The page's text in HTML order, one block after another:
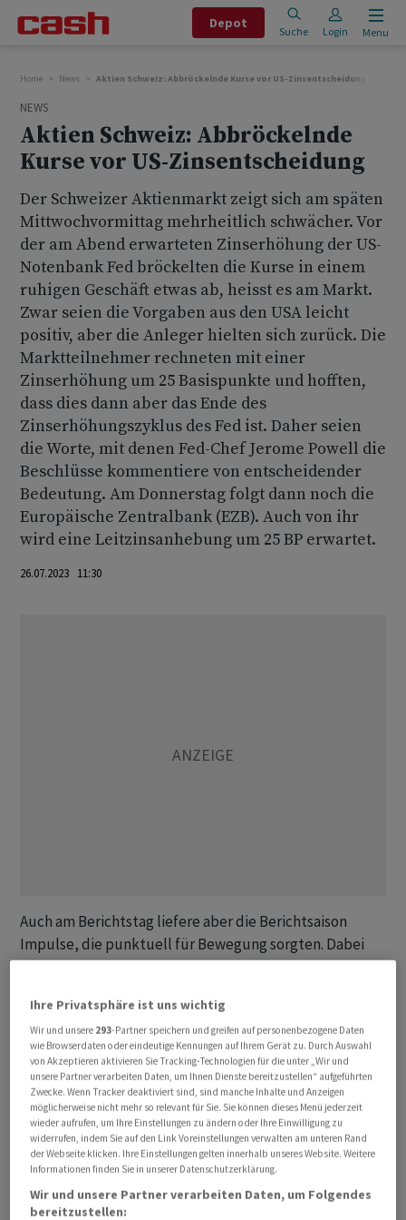
Depot
Suche Login Menu
Home News Aktien Schweiz: Abbröckelnde Kurse vor US-Zinsentscheidung
NEWS
Aktien Schweiz: Abbröckelnde
Kurse vor US-Zinsentscheidung
Der Schweizer Aktienmarkt zeigt sich am späten
Mittwochvormittag mehrheitlich schwächer. Vor
der am Abend erwarteten Zinserhöhung der US-
Notenbank Fed bröckelten die Kurse in einem
ruhigen Geschäft etwas ab, heisst es am Markt.
Zwar seien die Vorgaben aus den USA leicht
positiv, aber die Anleger hielten sich zurück. Die
Marktteilnehmer rechneten mit einer
Zinserhöhung um 25 Basispunkte und hofften,
dass dies dann aber das Ende des
Zinserhöhungszyklus des Fed ist. Daher seien
die Worte, mit denen Fed-Chef Jerome Powell die
Beschlüsse kommentiere von entscheidender
Bedeutung. Am Donnerstag folgt dann noch die
Europäische Zentralbank (EZB). Auch von ihr
wird eine Leitzinsanhebung um 25 BP erwartet.
26.07.2023 11:30
Auch am Berichtstag liefere aber die Berichtsaison
Impulse, die punktuell für Bewegung sorgten. Dabei
kommen diese am Mittwoch vor allem aus dem Ausland,
LVMH oder Danone, von deren Zahlen die Anleger dann
Rückschlüsse auf die hiesigen Unternehmen machen
würden. Hierzulande wurden am Berichtstag "nur"
Zahlen von Unternehmen aus den hinteren Rängen
veröffentlicht. Dabei gab es Licht und Schatten. Am
Donnerstag stehen dann mit Holcim, Nestlé, Roche und
VAT gleich vier Blue Chips im Rampenlicht
Der SMI gibt bis um 11.15 Uhr um 0,45 Prozent nach auf
11'180,72 Punkte. Der SLI, in dem die 30 wichtigsten
Ihre Privatsphäre ist uns wichtig
Wir und unsere 293-Partner speichern und greifen auf personenbezogene Daten
wie Browserdaten oder eindeutige Kennungen auf Ihrem Gerät zu. Durch Auswahl
von Akzeptieren aktivieren Sie Tracking-Technologien für die unter „Wir und
unsere Partner verarbeiten Daten, um Ihnen Dienste bereitzustellen“ aufgeführten
Zwecke. Wenn Tracker deaktiviert sind, sind manche Inhalte und Anzeigen
möglicherweise nicht mehr so relevant für Sie. Sie können dieses Menü jederzeit
wieder aufrufen, um Ihre Einstellungen zu ändern oder Ihre Einwilligung zu
widerrufen, indem Sie auf den Link Voreinstellungen verwalten am unteren Rand
der Webseite klicken. Ihre Einstellungen gelten innerhalb unseres Website. Weitere
Informationen finden Sie in unserer Datenschutzerklärung.
Wir und unsere Partner verarbeiten Daten, um Folgendes
bereitzustellen: